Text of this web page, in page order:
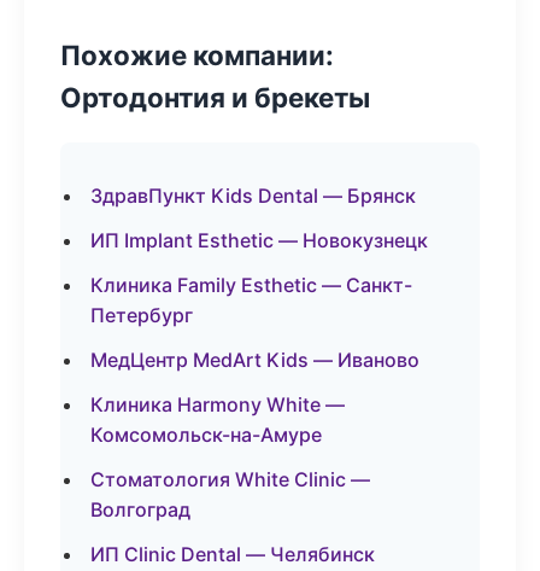
Похожие компании:
Ортодонтия и брекеты
ЗдравПункт Kids Dental — Брянск
ИП Implant Esthetic — Новокузнецк
Клиника Family Esthetic — Санкт-
Петербург
МедЦентр MedArt Kids — Иваново
Клиника Harmony White —
Комсомольск-на-Амуре
Стоматология White Clinic —
Волгоград
ИП Clinic Dental — Челябинск